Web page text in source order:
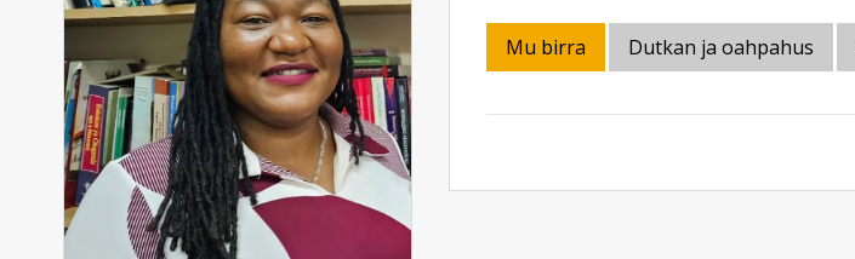
Mu birra Dutkan ja oahpahus